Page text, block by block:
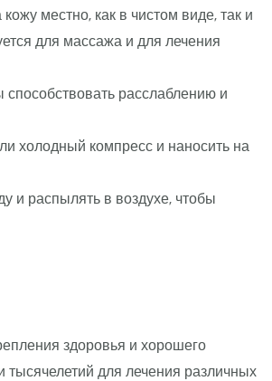
местно, как в чистом виде, так и
для массажа и для лечения
расслаблению и
холодный компресс и наносить на
распылять в воздухе, чтобы
здоровья и хорошего
для лечения различных